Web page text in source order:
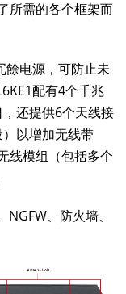
所需的各个框架而
餘电源，可防止未
配有4个千兆
，还提供6个天线接
以增加无线带
线模组（包括多个
、防火墙、